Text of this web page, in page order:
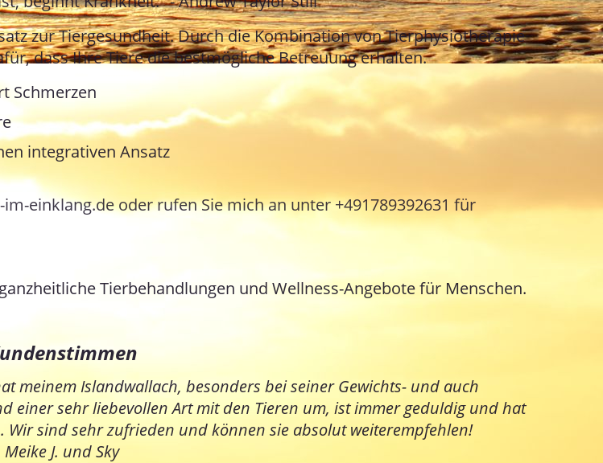
zur Tiergesundheit. Durch die Kombination von Tierphysiotherapie
dass Ihre Tiere die bestmögliche Betreuung erhalten.
Schmerzen
integrativen Ansatz
einklang.de oder rufen Sie mich an unter +491789392631 für
Tierbehandlungen und Wellness-Angebote für Menschen.
meinem Islandwallach, besonders bei seiner Gewichts- und auch
einer sehr liebevollen Art mit den Tieren um, ist immer geduldig und hat
sind sehr zufrieden und können sie absolut weiterempfehlen!
Meike J. und Sky